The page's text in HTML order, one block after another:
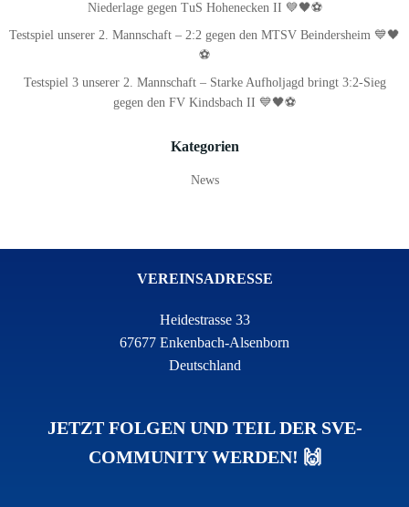
Niederlage gegen TuS Hohenecken II 💙🖤⚽
Testspiel unserer 2. Mannschaft – 2:2 gegen den MTSV Beindersheim 💙🖤
⚽
Testspiel 3 unserer 2. Mannschaft – Starke Aufholjagd bringt 3:2-Sieg
gegen den FV Kindsbach II 💙🖤⚽
Kategorien
News
VEREINSADRESSE
Heidestrasse 33
67677 Enkenbach-Alsenborn
Deutschland
JETZT FOLGEN UND TEIL DER SVE-
COMMUNITY WERDEN! 🙌